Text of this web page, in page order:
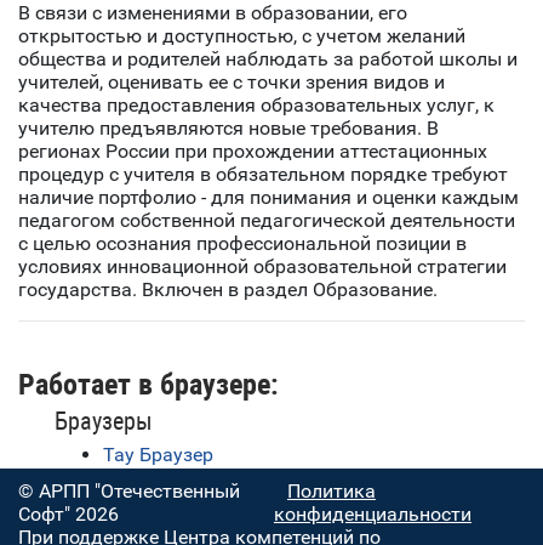
В связи с изменениями в образовании, его
открытостью и доступностью, с учетом желаний
общества и родителей наблюдать за работой школы и
учителей, оценивать ее с точки зрения видов и
качества предоставления образовательных услуг, к
учителю предъявляются новые требования. В
регионах России при прохождении аттестационных
процедур с учителя в обязательном порядке требуют
наличие портфолио - для понимания и оценки каждым
педагогом собственной педагогической деятельности
с целью осознания профессиональной позиции в
условиях инновационной образовательной стратегии
государства. Включен в раздел Образование.
Работает в браузере:
Браузеры
Тау Браузер
© АРПП "Отечественный
Софт" 2026
Политика
конфиденциальности
При поддержке Центра компетенций по